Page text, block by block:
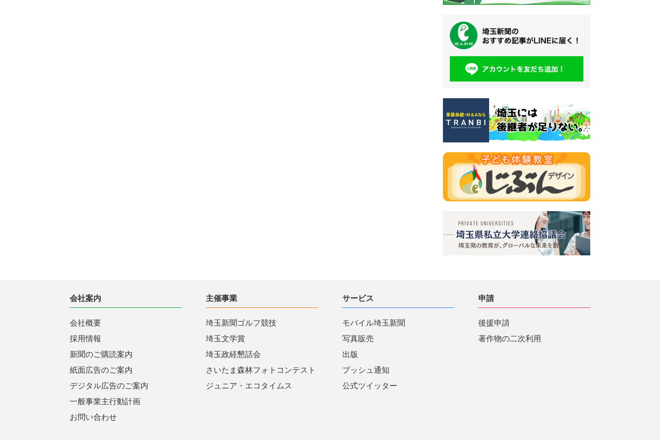
会社案内
会社概要
採用情報
新聞のご購読案内
紙面広告のご案内
デジタル広告のご案内
一般事業主行動計画
お問い合わせ
主催事業
埼玉新聞ゴルフ競技
埼玉文学賞
埼玉政経懇話会
さいたま森林フォトコンテスト
ジュニア・エコタイムス
サービス
モバイル埼玉新聞
写真販売
出版
プッシュ通知
公式ツイッター
申請
後援申請
著作物の二次利用